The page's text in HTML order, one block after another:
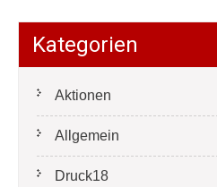
Kategorien
Aktionen
Allgemein
Druck18